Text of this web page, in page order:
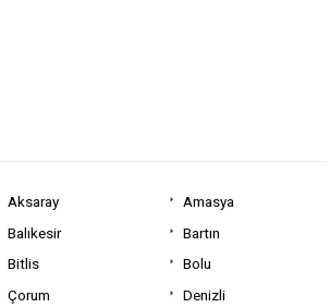
Aksaray
Amasya
Balıkesir
Bartın
Bitlis
Bolu
Çorum
Denizli